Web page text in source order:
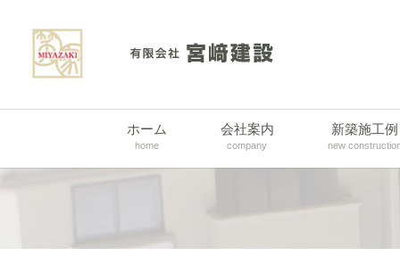
ホーム
home
会社案内
company
新築施工例
new